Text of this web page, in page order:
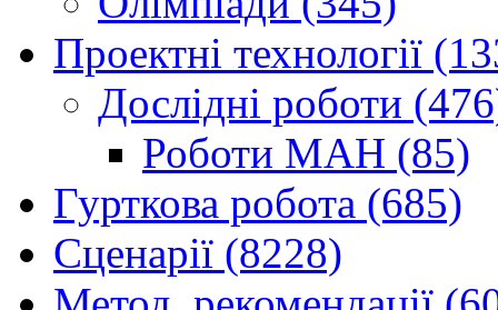
Проектні технології
Дослідні роботи
Роботи МАН (85)
Гурткова робота (685)
Сценарії (8228)